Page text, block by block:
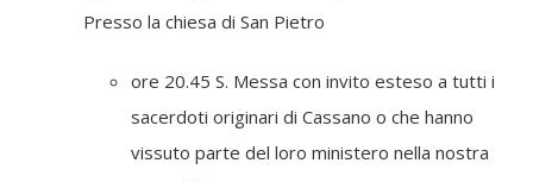
Presso la chiesa di San Pietro
ore 20.45 S. Messa con invito esteso a tutti i
sacerdoti originari di Cassano o che hanno
vissuto parte del loro ministero nella nostra